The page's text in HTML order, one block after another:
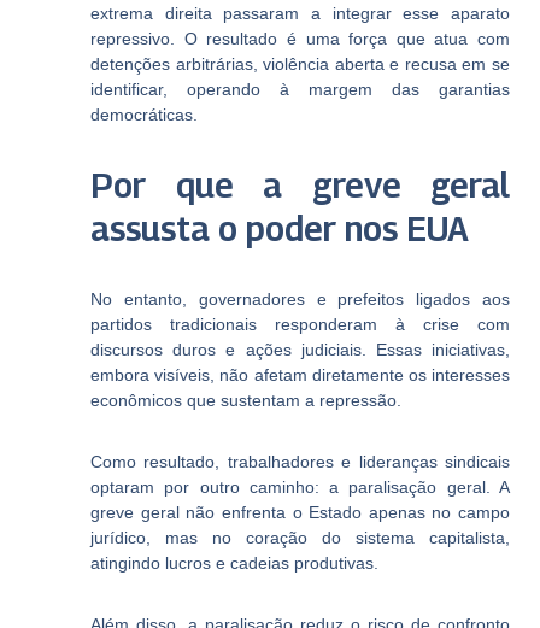
extrema direita passaram a integrar esse aparato
repressivo. O resultado é uma força que atua com
detenções arbitrárias, violência aberta e recusa em se
identificar, operando à margem das garantias
democráticas.
Por que a greve geral
assusta o poder nos EUA
No entanto, governadores e prefeitos ligados aos
partidos tradicionais responderam à crise com
discursos duros e ações judiciais. Essas iniciativas,
embora visíveis, não afetam diretamente os interesses
econômicos que sustentam a repressão.
Como resultado, trabalhadores e lideranças sindicais
optaram por outro caminho: a paralisação geral. A
greve geral não enfrenta o Estado apenas no campo
jurídico, mas no coração do sistema capitalista,
atingindo lucros e cadeias produtivas.